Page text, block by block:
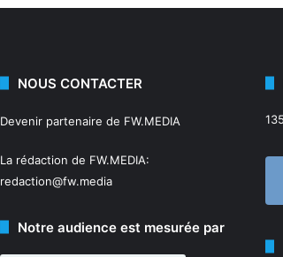
NOUS CONTACTER
Devenir partenaire de FW.MEDIA
La rédaction de FW.MEDIA:
redaction@fw.media
Notre audience est mesurée par